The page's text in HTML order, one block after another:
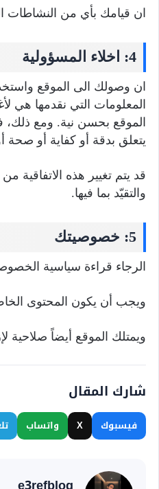
ان قيامك بأي من النشاطات
4: اخلاء المسؤولية
ان وصولك الى الموقع
المعلومات التي نقدمها هي
الموقع بحسن نية. ومع ذلك،
يتعلق بدقة أو كفاية أو صحة
قد يتم تغيير هذه الاتفاقية
والتقيّد بما فيها.
5: خصوصيتك
الرجاء قراءة سياسية
ويجب أن يكون المحتوى
ويمتلك الموقع أيضاً
شارك المقال
فيسبوك X واتساب